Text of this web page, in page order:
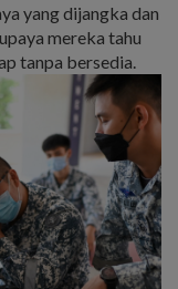
yang dijangka dan
mereka tahu
tanpa bersedia.